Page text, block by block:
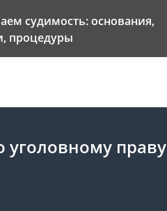
судимость: основания,
процедуры
уголовному праву